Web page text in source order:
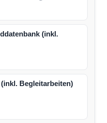
(inkl.
Begleitarbeiten)